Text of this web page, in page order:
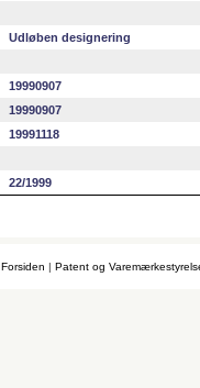
Udløben designering
19990907
19990907
19991118
22/1999
Forsiden |Patent og